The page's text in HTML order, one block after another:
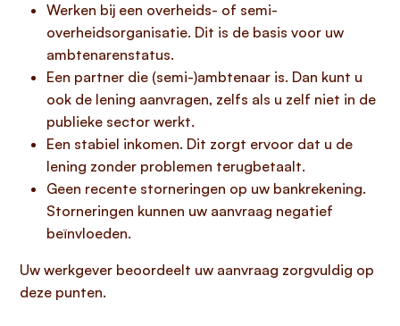
Werken bij een overheids- of semi-
overheidsorganisatie. Dit is de basis voor uw
ambtenarenstatus.
Een partner die (semi-)ambtenaar is. Dan kunt u
ook de lening aanvragen, zelfs als u zelf niet in de
publieke sector werkt.
Een stabiel inkomen. Dit zorgt ervoor dat u de
lening zonder problemen terugbetaalt.
Geen recente storneringen op uw bankrekening.
Storneringen kunnen uw aanvraag negatief
beïnvloeden.
Uw werkgever beoordeelt uw aanvraag zorgvuldig op
deze punten.